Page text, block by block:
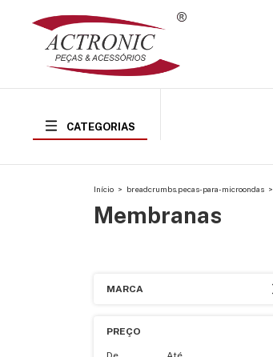
CATEGORIAS
Início > breadcrumbs.pecas-para-microondas >
Membranas
MARCA
PREÇO